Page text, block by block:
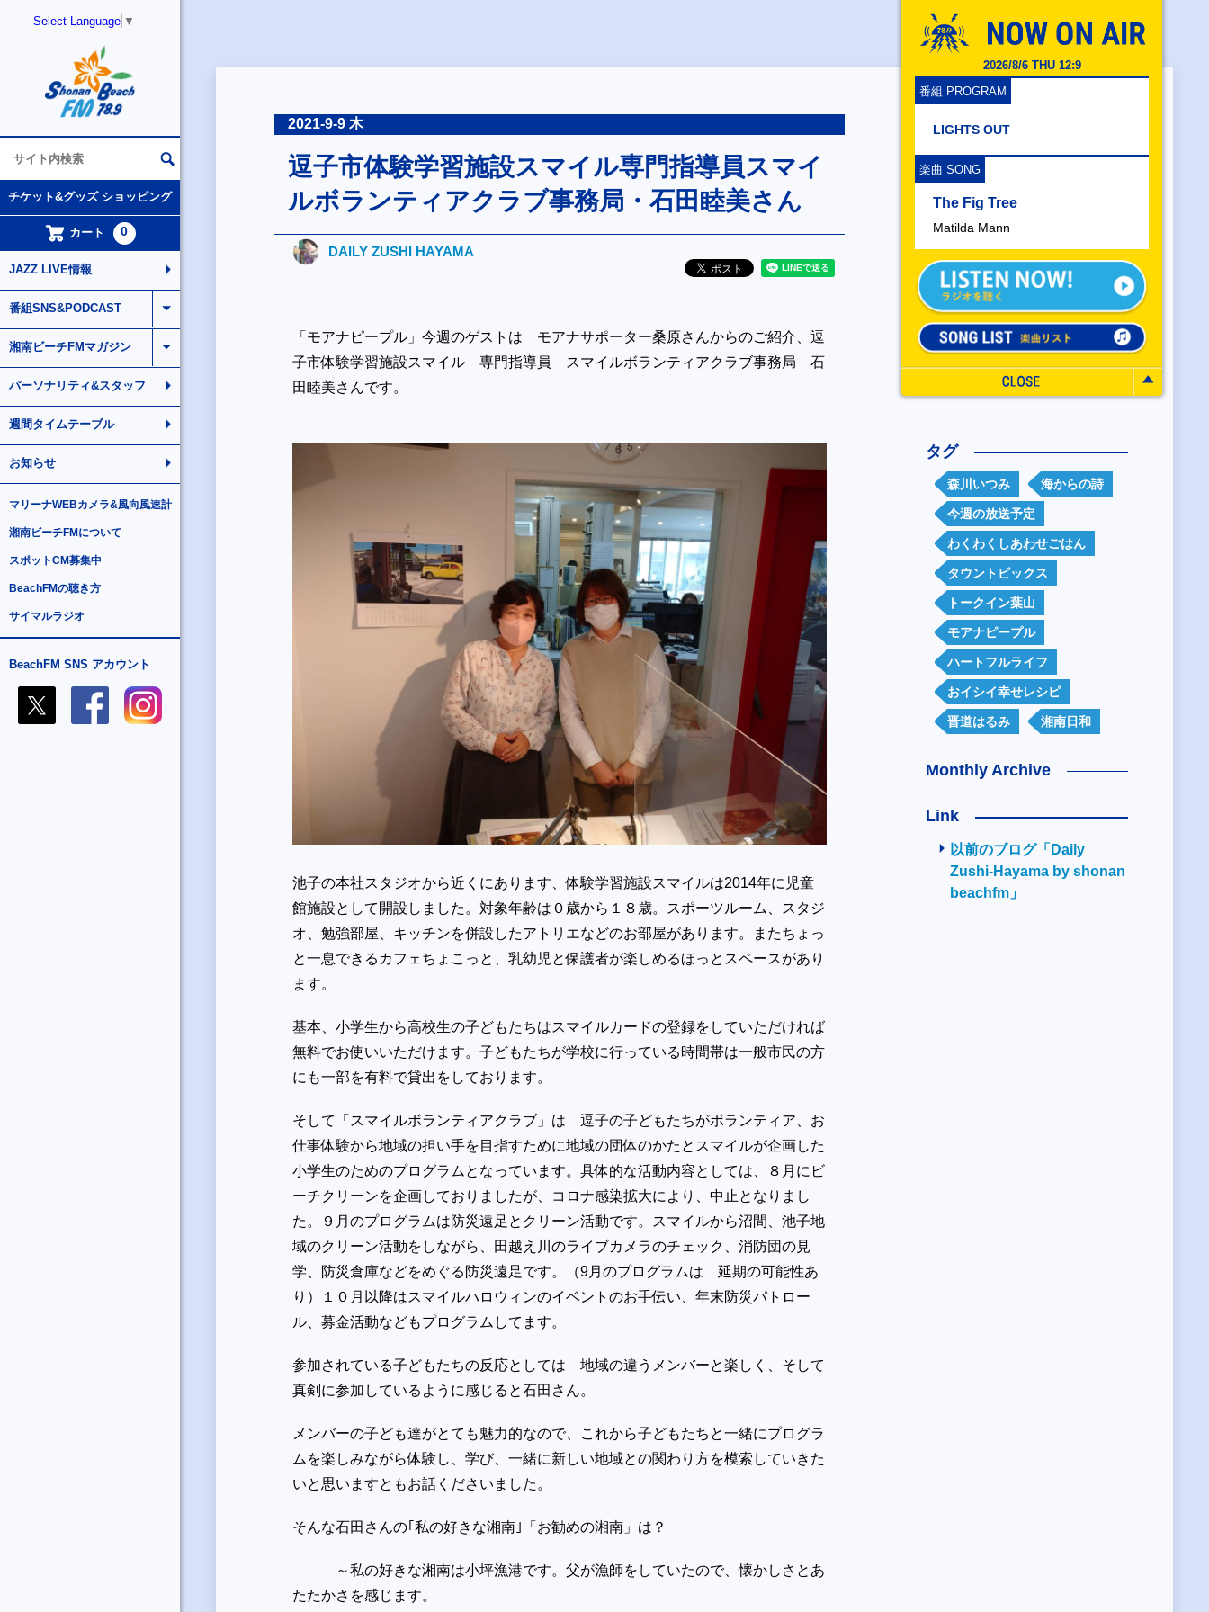
Select Language ▼
2026/8/6 THU 12:9
番組 PROGRAM
LIGHTS OUT
楽曲 SONG
The Fig Tree
Matilda Mann
チケット&グッズ ショッピング
カート 0
JAZZ LIVE情報
番組SNS&PODCAST
湘南ビーチFMマガジン
パーソナリティ&スタッフ
週間タイムテーブル
お知らせ
マリーナWEBカメラ&風向風速計
湘南ビーチFMについて
スポットCM募集中
BeachFMの聴き方
サイマルラジオ
BeachFM SNS アカウント
2021-9-9 木
逗子市体験学習施設スマイル専門指導員スマイ
ルボランティアクラブ事務局・石田睦美さん
DAILY ZUSHI HAYAMA
「モアナピープル」今週のゲストは モアナサポーター桑原さんからのご紹介、逗
子市体験学習施設スマイル 専門指導員 スマイルボランティアクラブ事務局 石
田睦美さんです。
池子の本社スタジオから近くにあります、体験学習施設スマイルは2014年に児童
館施設として開設しました。対象年齢は０歳から１８歳。スポーツルーム、スタジ
オ、勉強部屋、キッチンを併設したアトリエなどのお部屋があります。またちょっ
と一息できるカフェちょこっと、乳幼児と保護者が楽しめるほっとスペースがあり
ます。
基本、小学生から高校生の子どもたちはスマイルカードの登録をしていただければ
無料でお使いいただけます。子どもたちが学校に行っている時間帯は一般市民の方
にも一部を有料で貸出をしております。
そして「スマイルボランティアクラブ」は 逗子の子どもたちがボランティア、お
仕事体験から地域の担い手を目指すために地域の団体のかたとスマイルが企画した
小学生のためのプログラムとなっています。具体的な活動内容としては、８月にビ
ーチクリーンを企画しておりましたが、コロナ感染拡大により、中止となりまし
た。９月のプログラムは防災遠足とクリーン活動です。スマイルから沼間、池子地
域のクリーン活動をしながら、田越え川のライブカメラのチェック、消防団の見
学、防災倉庫などをめぐる防災遠足です。（9月のプログラムは 延期の可能性あ
り）１０月以降はスマイルハロウィンのイベントのお手伝い、年末防災パトロー
ル、募金活動などもプログラムしてます。
参加されている子どもたちの反応としては 地域の違うメンバーと楽しく、そして
真剣に参加しているように感じると石田さん。
メンバーの子ども達がとても魅力的なので、これから子どもたちと一緒にプログラ
ムを楽しみながら体験し、学び、一緒に新しい地域との関わり方を模索していきた
いと思いますともお話くださいました。
そんな石田さんの｢私の好きな湘南｣「お勧めの湘南」は？
～私の好きな湘南は小坪漁港です。父が漁師をしていたので、懐かしさとあ
たたかさを感じます。
タグ
森川いつみ 海からの詩
今週の放送予定
わくわくしあわせごはん
タウントピックス
トークイン葉山
モアナピープル
ハートフルライフ
おイシイ幸せレシピ
晋道はるみ 湘南日和
Monthly Archive
Link
以前のブログ「Daily
Zushi-Hayama by shonan
beachfm」